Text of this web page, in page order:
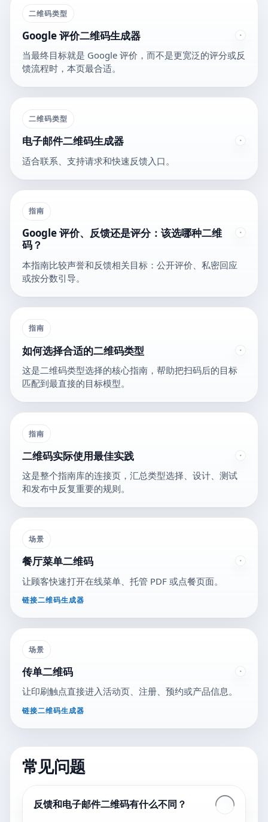
二维码类型
Google 评价二维码生成器
当最终目标就是 Google 评价，而不是更宽泛的评分或反
馈流程时，本页最合适。
二维码类型
电子邮件二维码生成器
适合联系、支持请求和快速反馈入口。
指南
Google 评价、反馈还是评分：该选哪种二维
码？
本指南比较声誉和反馈相关目标：公开评价、私密回应
或按分数引导。
指南
如何选择合适的二维码类型
这是二维码类型选择的核心指南，帮助把扫码后的目标
匹配到最直接的目标模型。
指南
二维码实际使用最佳实践
这是整个指南库的连接页，汇总类型选择、设计、测试
和发布中反复重要的规则。
场景
餐厅菜单二维码
让顾客快速打开在线菜单、托管 PDF 或点餐页面。
链接二维码生成器
场景
传单二维码
让印刷触点直接进入活动页、注册、预约或产品信息。
链接二维码生成器
常见问题
反馈和电子邮件二维码有什么不同？